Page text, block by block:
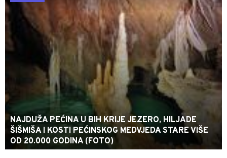
NAJDUŽA PEĆINA U BIH KRIJE JEZERO, HILJADE
ŠIŠMIŠA I KOSTI PEĆINSKOG MEDVJEDA STARE VIŠE
OD 20.000 GODINA (FOTO)